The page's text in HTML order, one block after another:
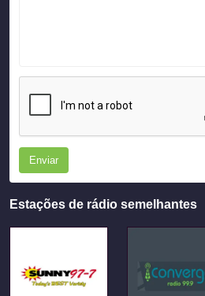
Enviar
Estações de rádio semelhantes